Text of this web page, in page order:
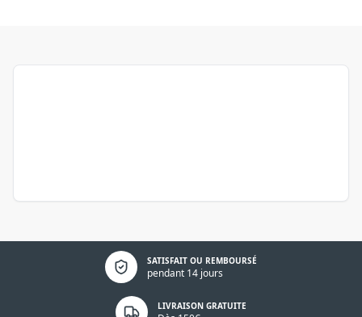
SATISFAIT OU REMBOURSÉ
pendant 14 jours
Politique de confidentialité
LIVRAISON GRATUITE